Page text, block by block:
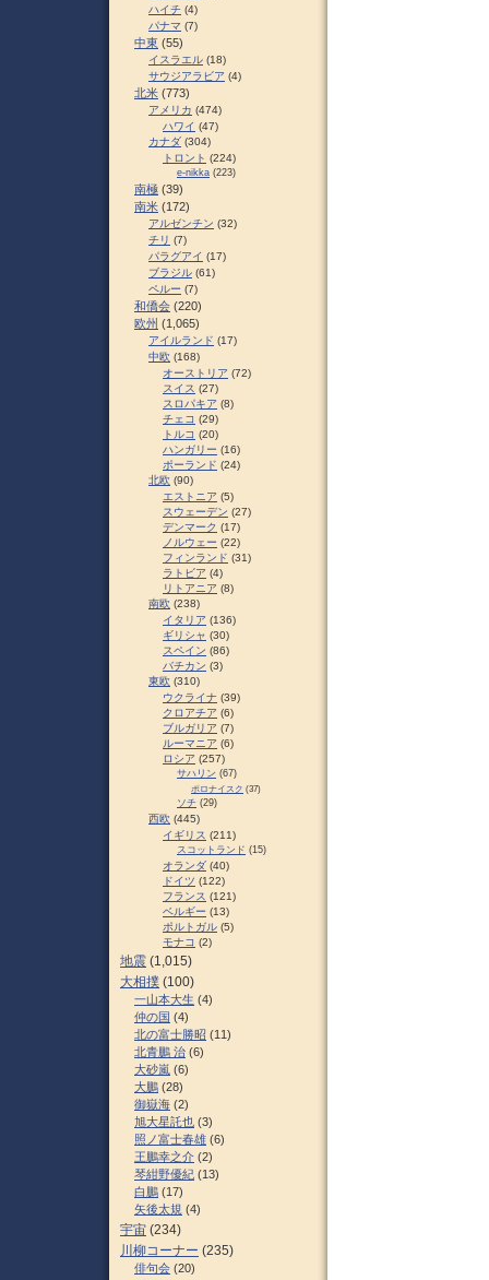
ハイチ (4)
パナマ (7)
中東 (55)
イスラエル (18)
サウジアラビア (4)
北米 (773)
アメリカ (474)
ハワイ (47)
カナダ (304)
トロント (224)
e-nikka (223)
南極 (39)
南米 (172)
アルゼンチン (32)
チリ (7)
パラグアイ (17)
ブラジル (61)
ペルー (7)
和僑会 (220)
欧州 (1,065)
アイルランド (17)
中欧 (168)
オーストリア (72)
スイス (27)
スロパキア (8)
チェコ (29)
トルコ (20)
ハンガリー (16)
ポーランド (24)
北欧 (90)
エストニア (5)
スウェーデン (27)
デンマーク (17)
ノルウェー (22)
フィンランド (31)
ラトビア (4)
リトアニア (8)
南欧 (238)
イタリア (136)
ギリシャ (30)
スペイン (86)
バチカン (3)
東欧 (310)
ウクライナ (39)
クロアチア (6)
ブルガリア (7)
ルーマニア (6)
ロシア (257)
サハリン (67)
ポロナイスク (37)
ソチ (29)
西欧 (445)
イギリス (211)
スコットランド (15)
オランダ (40)
ドイツ (122)
フランス (121)
ベルギー (13)
ポルトガル (5)
モナコ (2)
地震 (1,015)
大相撲 (100)
一山本大生 (4)
仲の国 (4)
北の富士勝昭 (11)
北青鵬 治 (6)
大砂嵐 (6)
大鵬 (28)
御嶽海 (2)
旭大星託也 (3)
照ノ富士春雄 (6)
王鵬幸之介 (2)
琴紺野優紀 (13)
白鵬 (17)
矢後太規 (4)
宇宙 (234)
川柳コーナー (235)
俳句会 (20)